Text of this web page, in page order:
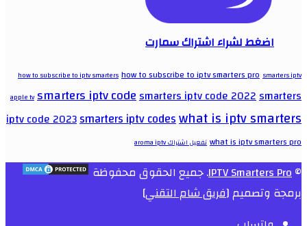
اضغط لشراء اشتراك سمارت
how to subscribe to iptv smarters how to subscribe to iptv smarters pro smarters iptv
apple tv smarters iptv codesmarters iptv code 2022smarters
iptv code 2023smarters iptv codeswhat is iptv smarters
what is iptv smarters pro تفعيل اشتراك aroma iptv
©
IPTV Smarters Pro. جميع الحقوق محفوظة
برمجة وتصميم [فريق شام التقني]